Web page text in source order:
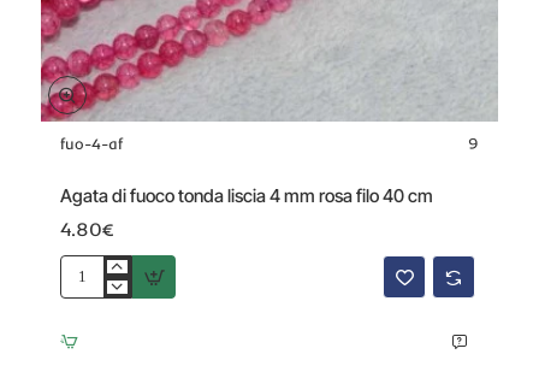
fuo-4-af 9
Agata di fuoco tonda liscia 4 mm rosa filo 40 cm
4.80€
Agata
fuoco
tonda